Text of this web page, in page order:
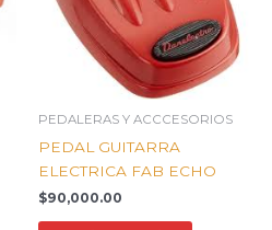
PEDALERAS Y ACCCESORIOS
PEDAL GUITARRA
ELECTRICA FAB ECHO
$90,000.00